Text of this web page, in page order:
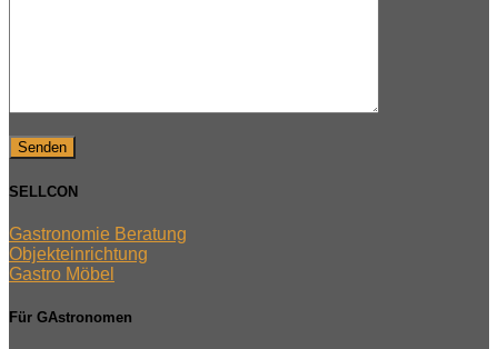
SELLCON
Gastronomie Beratung
Objekteinrichtung
Gastro Möbel
Für GAstronomen